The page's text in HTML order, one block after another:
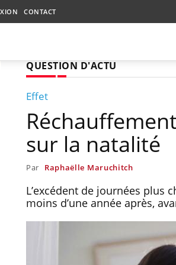
CONTACT
QUESTION D'ACTU
Effet
sur la natalité
Par Raphaëlle Maruchitch
L’excédent de journées plus
moins d’une année après,